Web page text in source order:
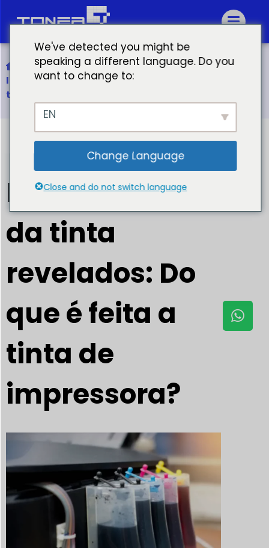
Início
Ingredientes da tinta revelados: Do que é feita a
tinta de impressora?
Ingredientes
da tinta
revelados: Do
que é feita a
tinta de
impressora?
We've detected you might be
speaking a different language. Do you
want to change to:
EN
Change Language
Close and do not switch language